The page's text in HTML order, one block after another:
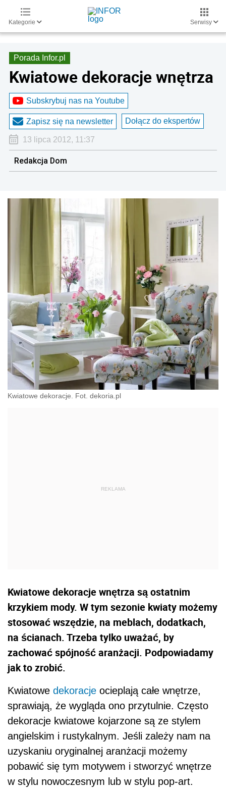
Kategorie Serwisy
Porada Infor.pl
Kwiatowe dekoracje wnętrza
Subskrybuj nas na Youtube
Zapisz się na newsletter Dołącz do ekspertów
13 lipca 2012, 11:37
Redakcja Dom
Kwiatowe dekoracje. Fot. dekoria.pl
Kwiatowe dekoracje wnętrza są ostatnim
krzykiem mody. W tym sezonie kwiaty możemy
stosować wszędzie, na meblach, dodatkach,
na ścianach. Trzeba tylko uważać, by
zachować spójność aranżacji. Podpowiadamy
jak to zrobić.
Kwiatowe dekoracje ocieplają całe wnętrze,
sprawiają, że wygląda ono przytulnie. Często
dekoracje kwiatowe kojarzone są ze stylem
angielskim i rustykalnym. Jeśli zależy nam na
uzyskaniu oryginalnej aranżacji możemy
pobawić się tym motywem i stworzyć wnętrze
w stylu nowoczesnym lub w stylu pop-art.